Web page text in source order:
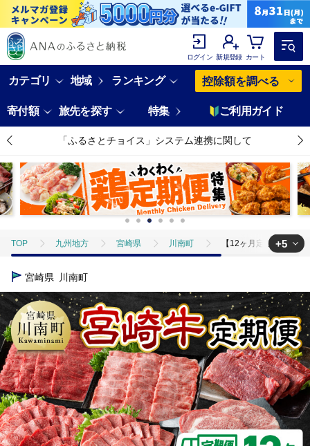
ログイン 新規登録 カート
カテゴリ 地域 ランキング 控除額を調べる
寄付額 旅先を探す 特集 ご利用ガイド
「ふるさとチョイス」システム連携に関して
TOP 九州地方 宮崎県 川南町 【12ヶ月定期便】宮
TOP
TOP 肉 牛肉 【12ヶ月定期便】宮崎牛定期便 牛肉
TOP 肉 牛肉 宮崎牛 【12ヶ月定期便】宮崎牛定期便
TOP 肉 牛肉 黒毛和牛 【12ヶ月定期便】宮崎牛定
TOP 定期便 【12ヶ月定期便】宮崎牛定期便 牛肉 [C11123t12]
+5
宮崎県 川南町